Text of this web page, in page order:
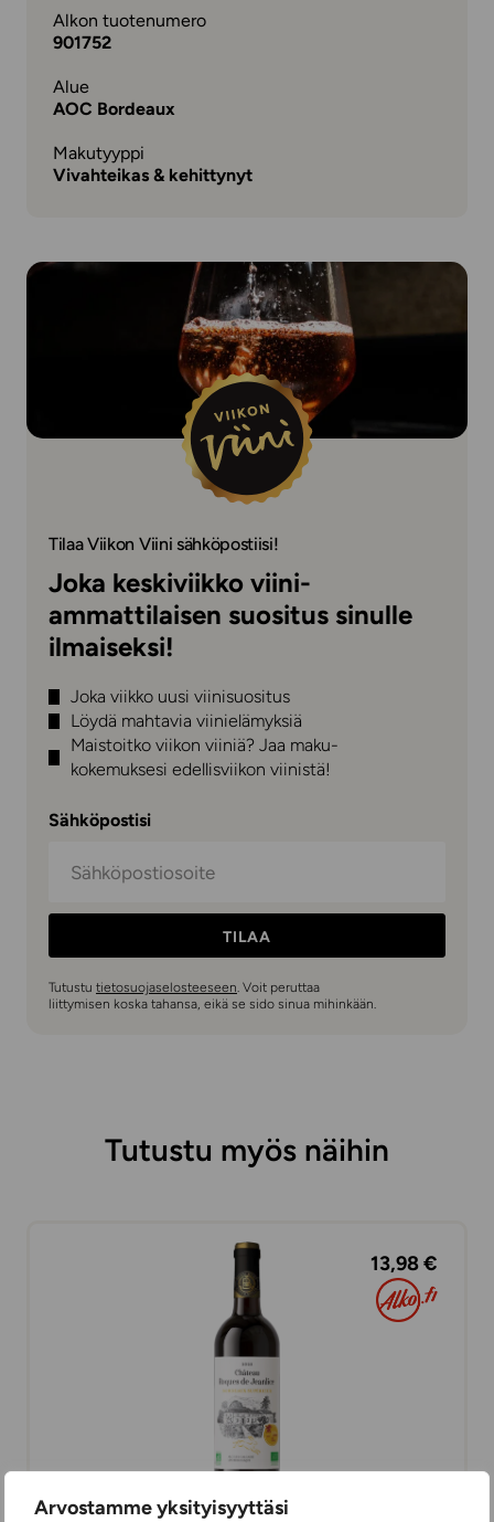
Arvostamme yksityisyyttäsi
Alkon tuotenumero
901752
Alue
AOC Bordeaux
Makutyyppi
Vivahteikas & kehittynyt
Tilaa Viikon Viini sähköpostiisi!
Joka keskiviikko viini-
ammattilaisen suositus sinulle
ilmaiseksi!
Joka viikko uusi viinisuositus
Löydä mahtavia viinielämyksiä
Maistoitko viikon viiniä? Jaa maku-
kokemuksesi edellisviikon viinistä!
Sähköpostisi
TILAA
Tutustu tietosuojaselosteeseen. Voit peruttaa
liittymisen koska tahansa, eikä se sido sinua mihinkään.
Tutustu myös näihin
13,98 €